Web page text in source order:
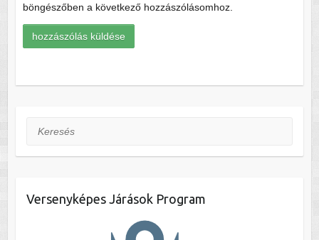
böngészőben a következő hozzászólásomhoz.
Keresés
Versenyképes Járások Program